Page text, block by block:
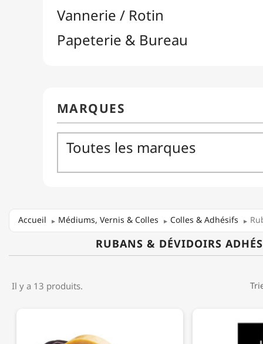
Accueil Médiums, Vernis & Colles Colles & Adhésifs
RUBANS & DÉVIDOIRS
Il y a 13 produits.